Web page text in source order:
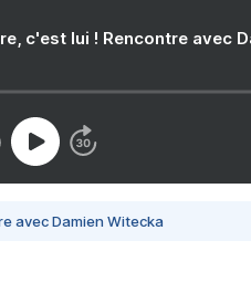
c'est lui ! Rencontre avec
avec Damien Witecka